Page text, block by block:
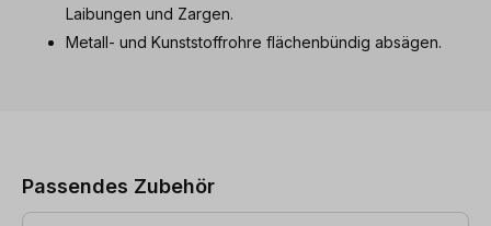
Laibungen und Zargen.
Metall- und Kunststoffrohre flächenbündig absägen.
Passendes Zubehör